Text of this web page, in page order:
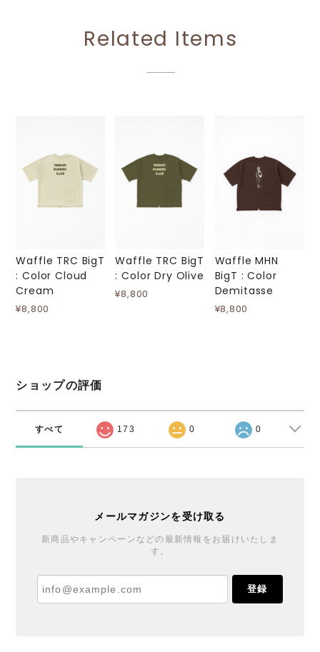
Related Items
Waffle TRC BigT
: Color Cloud
Cream
¥8,800
Waffle TRC BigT
: Color Dry Olive
¥8,800
Waffle MHN
BigT : Color
Demitasse
¥8,800
ショップの評価
すべて 173 0 0
メールマガジンを受け取る
新商品やキャンペーンなどの最新情報をお届けいたしま
す。
登録